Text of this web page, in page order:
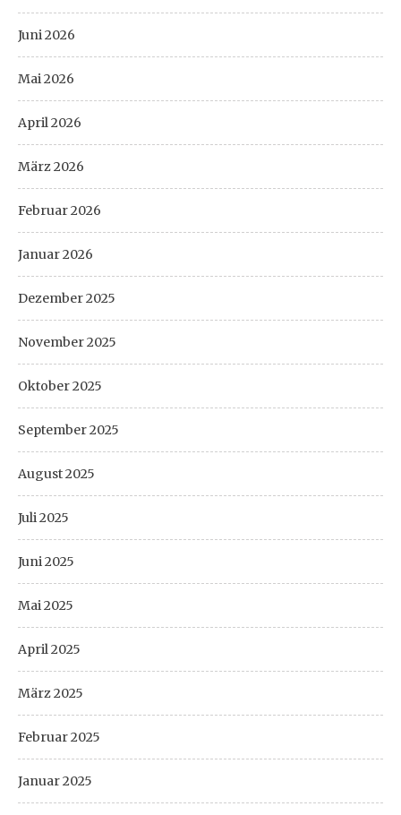
Juni 2026
Mai 2026
April 2026
März 2026
Februar 2026
Januar 2026
Dezember 2025
November 2025
Oktober 2025
September 2025
August 2025
Juli 2025
Juni 2025
Mai 2025
April 2025
März 2025
Februar 2025
Januar 2025